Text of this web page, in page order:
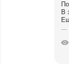
В
...